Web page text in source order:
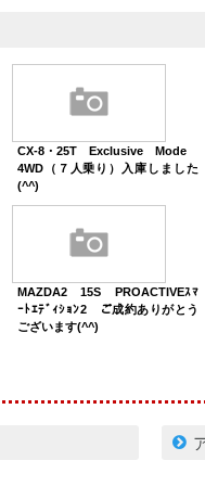
CX-8・25T Exclusive Mode
4WD（７人乗り）入庫しました
(^^)
MAZDA2 15S PROACTIVEｽﾏ
ｰﾄｴﾃﾞｨｼｮﾝ2 ご成約ありがとう
ございます(^^)